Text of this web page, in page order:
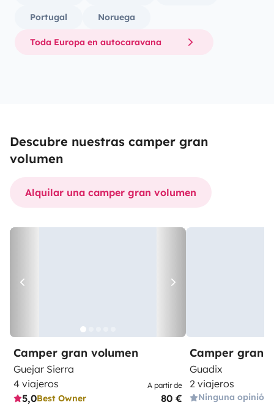
Portugal Noruega
Toda Europa en autocaravana
Descubre nuestras camper gran
volumen
Alquilar una camper gran volumen
Camper gran volumen
Guejar Sierra
4 viajeros
5,0Best Owner
A partir de
80 €
Camper gran
Guadix
2 viajeros
Ninguna opinión